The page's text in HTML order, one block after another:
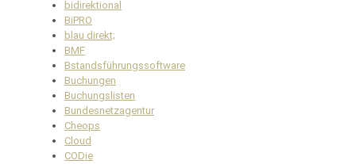
bidirektional
BiPRO
blau direkt;
BMF
Bstandsführungssoftware
Buchungen
Buchungslisten
Bundesnetzagentur
Cheops
Cloud
CODie